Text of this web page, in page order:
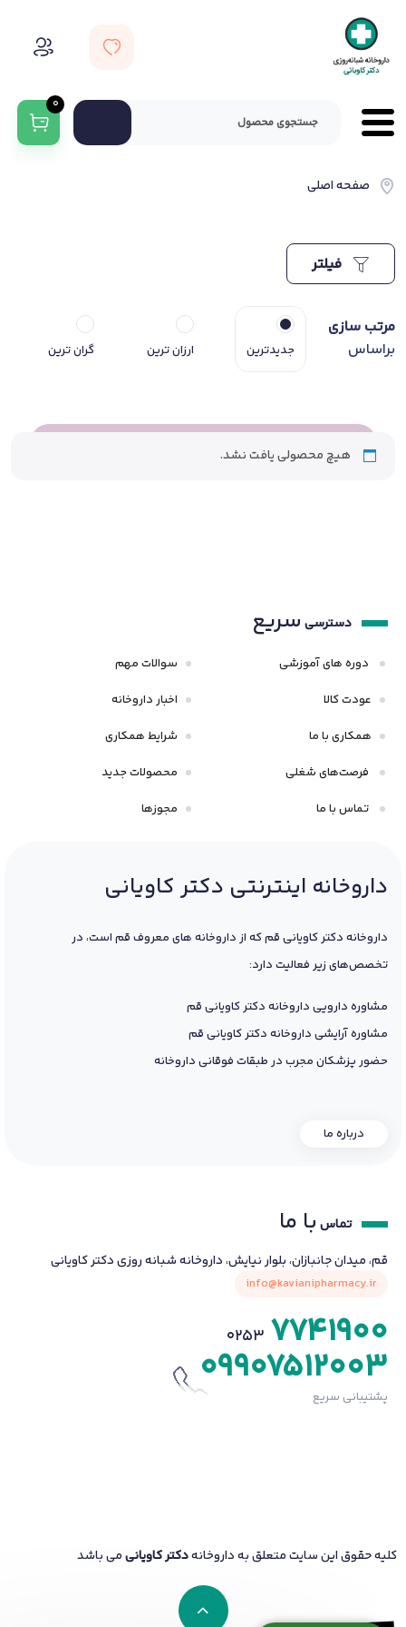
0
صفحه اصلی
مرتب سازی
براساس
جدیدترین ارزان ترین گران ترین
هیچ محصولی یافت نشد.
دسترسی سریع
دوره های آموزشی
عودت کالا
همکاری با ما
فرصت‌های شغلی
تماس با ما
سوالات مهم
اخبار داروخانه
شرایط همکاری
محصولات جدید
مجوزها
داروخانه اینترنتی دکتر کاویانی
داروخانه دکتر کاویانی قم که از داروخانه های معروف قم است، در
تخصص‌های زیر فعالیت دارد:
مشاوره دارویی داروخانه دکتر کاویانی قم
مشاوره آرایشی داروخانه دکتر کاویانی قم
حضور پزشکان مجرب در طبقات فوقانی داروخانه
درباره ما
تماس با ما
قم، میدان جانبازان، بلوار نیایش، داروخانه شبانه روزی دکتر کاویانی
info@kavianipharmacy.ir
0253 7741900
09907512003
پشتیبانی سریع
کلیه حقوق این سایت متعلق به داروخانهدکتر کاویانیمی باشد